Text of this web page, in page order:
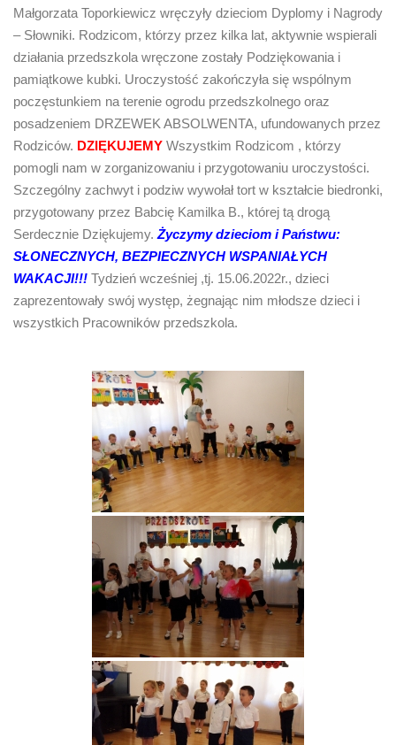
Małgorzata Toporkiewicz wręczyły dzieciom Dyplomy i Nagrody
– Słowniki. Rodzicom, którzy przez kilka lat, aktywnie wspierali
działania przedszkola wręczone zostały Podziękowania i
pamiątkowe kubki. Uroczystość zakończyła się wspólnym
poczęstunkiem na terenie ogrodu przedszkolnego oraz
posadzeniem DRZEWEK ABSOLWENTA, ufundowanych przez
Rodziców. DZIĘKUJEMY Wszystkim Rodzicom , którzy
pomogli nam w zorganizowaniu i przygotowaniu uroczystości.
Szczególny zachwyt i podziw wywołał tort w kształcie biedronki,
przygotowany przez Babcię Kamilka B., której tą drogą
Serdecznie Dziękujemy. Życzymy dzieciom i Państwu:
SŁONECZNYCH, BEZPIECZNYCH WSPANIAŁYCH
WAKACJI!!! Tydzień wcześniej ,tj. 15.06.2022r., dzieci
zaprezentowały swój występ, żegnając nim młodsze dzieci i
wszystkich Pracowników przedszkola.